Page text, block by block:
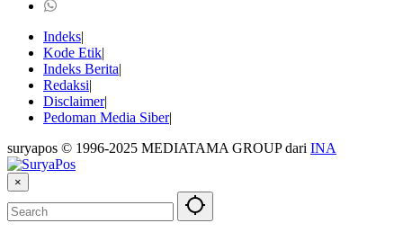
Indeks
Kode Etik
Indeks Berita
Redaksi
Disclaimer
Pedoman Media Siber
suryapos © 1996-2025 MEDIATAMA GROUP dari INA
×